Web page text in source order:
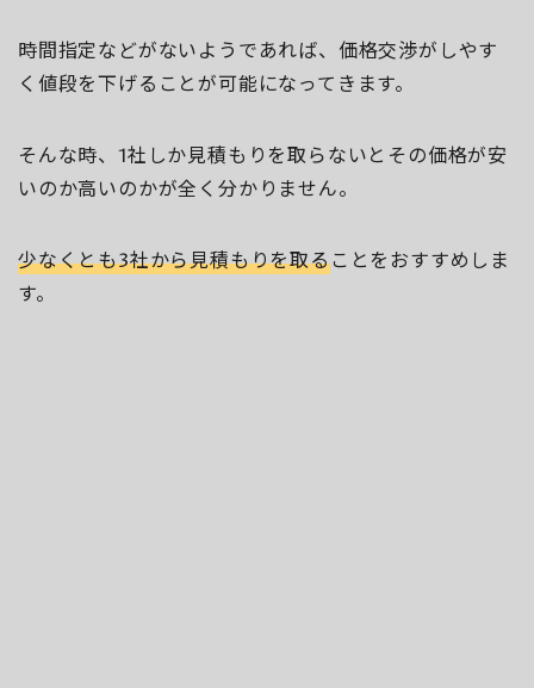
時間指定などがないようであれば、価格交渉がしやす
く値段を下げることが可能になってきます。
そんな時、1社しか見積もりを取らないとその価格が安
いのか高いのかが全く分かりません。
少なくとも3社から見積もりを取ることをおすすめしま
す。